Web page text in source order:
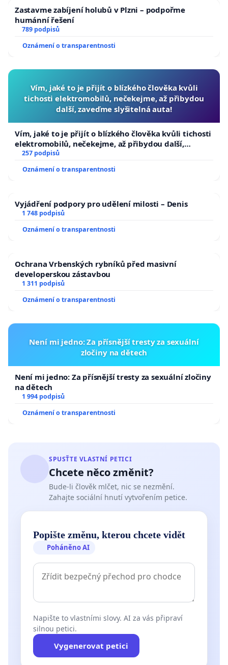
Zastavme zabíjení holubů v Plzni – podpořme
humánní řešení
789 podpisů
Oznámení o transparentnosti
Vím, jaké to je přijít o blízkého člověka kvůli
tichosti elektromobilů, nečekejme, až přibydou
další, zaveďme slyšitelná auta!
Vím, jaké to je přijít o blízkého člověka kvůli tichosti
elektromobilů, nečekejme, až přibydou další,
zaveďme slyšitelná auta!
257 podpisů
Oznámení o transparentnosti
Vyjádření podpory pro udělení milosti – Denis
1 748 podpisů
Oznámení o transparentnosti
Ochrana Vrbenských rybníků před masivní
developerskou zástavbou
1 311 podpisů
Oznámení o transparentnosti
Není mi jedno: Za přísnější tresty za sexuální
zločiny na dětech
Není mi jedno: Za přísnější tresty za sexuální zločiny
na dětech
1 994 podpisů
Oznámení o transparentnosti
SPUSŤTE VLASTNÍ PETICI
Chcete něco změnit?
Bude-li člověk mlčet, nic se nezmění.
Zahajte sociální hnutí vytvořením petice.
Popište změnu, kterou chcete vidět
Poháněno AI
Napište to vlastními slovy. AI za vás připraví
silnou petici.
Vygenerovat petici